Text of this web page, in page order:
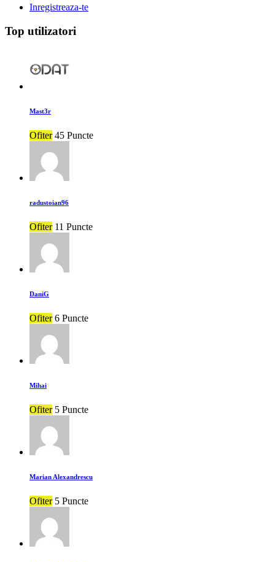
Inregistreaza-te
Top utilizatori
Mast3r
Ofiter 45 Puncte
radustoian96
Ofiter 11 Puncte
DaniG
Ofiter 6 Puncte
Mihai
Ofiter 5 Puncte
Marian Alexandrescu
Ofiter 5 Puncte